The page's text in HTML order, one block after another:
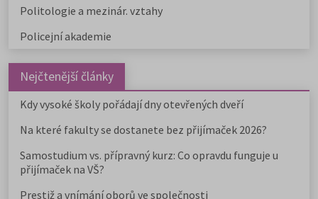
Politologie a mezinár. vztahy
Policejní akademie
Nejčtenější články
Kdy vysoké školy pořádají dny otevřených dveří
Na které fakulty se dostanete bez přijímaček 2026?
Samostudium vs. přípravný kurz: Co opravdu funguje u
přijímaček na VŠ?
Prestiž a vnímání oborů ve společnosti